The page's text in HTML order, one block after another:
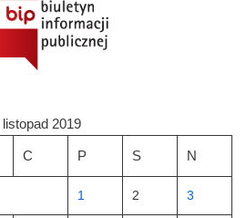
listopad 2019
C P S N
1 2 3